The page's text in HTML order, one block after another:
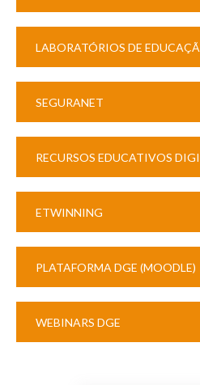
LABORATÓRIOS DE
SEGURANET
RECURSOS EDUCATIVOS
ETWINNING
PLATAFORMA DGE (MOODLE)
WEBINARS DGE